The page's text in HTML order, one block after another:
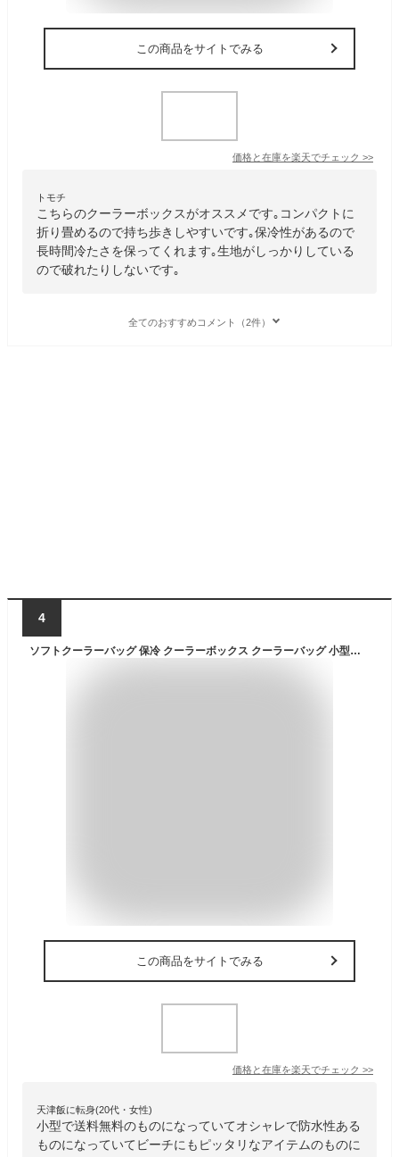
この商品をサイトでみる
価格と在庫を楽天でチェック >>
トモチ
こちらのクーラーボックスがオススメです｡コンパクトに
折り畳めるので持ち歩きしやすいです｡保冷性があるので
長時間冷たさを保ってくれます｡生地がしっかりしている
ので破れたりしないです｡
全てのおすすめコメント（2件）
4
ソフトクーラーバッグ 保冷 クーラーボックス クーラーバッグ 小型送料無料ハイドロフラスク ソフトクーラートート [18L]Hydro Flask Soft Cooler Tote肩掛け 保冷バッグ アウトドア◇防水 大型 おしゃれ キャンプ ピクニック F
この商品をサイトでみる
価格と在庫を楽天でチェック >>
天津飯に転身(20代・女性)
小型で送料無料のものになっていてオシャレで防水性ある
ものになっていてビーチにもピッタリなアイテムのものに